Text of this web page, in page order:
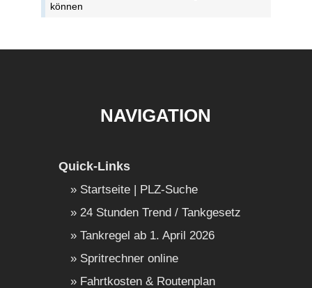
können
NAVIGATION
Quick-Links
Startseite | PLZ-Suche
24 Stunden Trend / Tankgesetz
Tankregel ab 1. April 2026
Spritrechner online
Fahrtkosten & Routenplan